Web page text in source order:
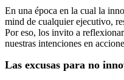
En una época en la cual la
mind de cualquier ejecutivo,
Por eso, los invito a
nuestras intenciones en
Las excusas para no